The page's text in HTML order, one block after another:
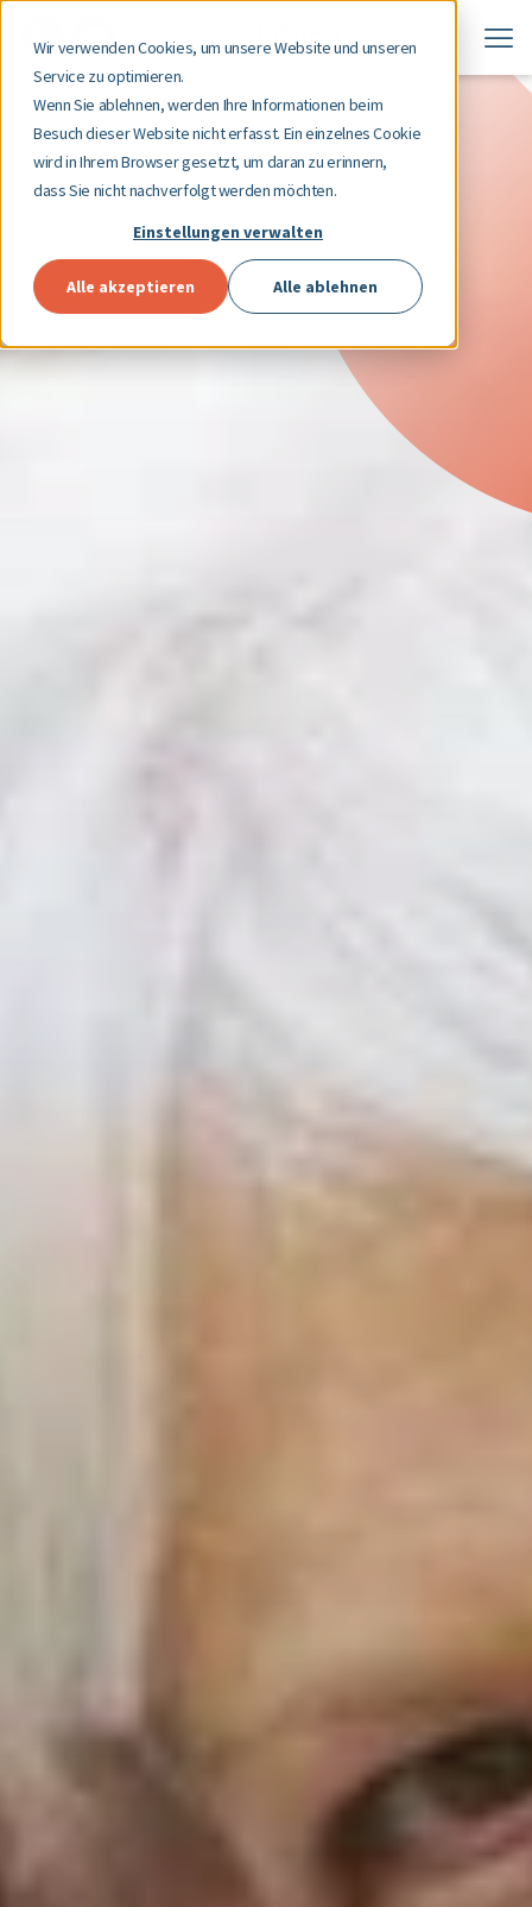
Wir verwenden Cookies, um unsere Website und unseren
Service zu optimieren.
Wenn Sie ablehnen, werden Ihre Informationen beim
Besuch dieser Website nicht erfasst. Ein einzelnes Cookie
wird in Ihrem Browser gesetzt, um daran zu erinnern,
dass Sie nicht nachverfolgt werden möchten.
Einstellungen verwalten
Alle akzeptieren Alle ablehnen